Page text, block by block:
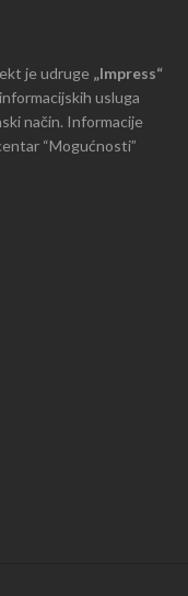
je udruge „Impress“
usluga
način. Informacije
“Mogućnosti”